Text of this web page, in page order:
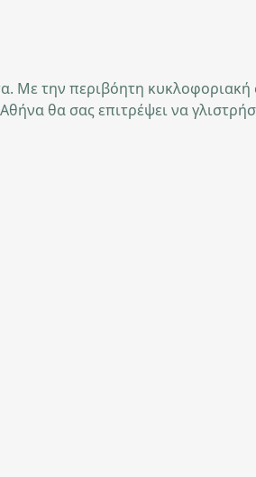
Με την περιβόητη
θα σας επιτρέψει να